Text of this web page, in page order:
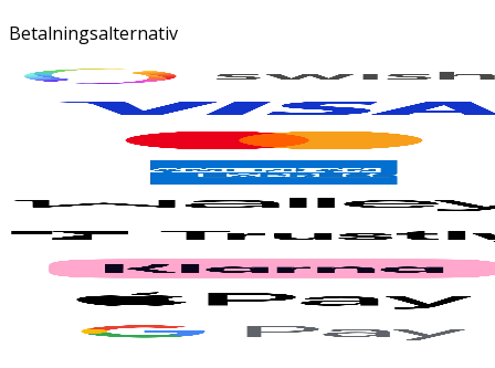
Betalningsalternativ